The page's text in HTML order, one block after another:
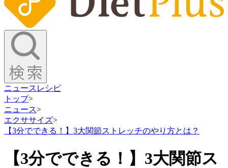
ニュース レシピ
トップ>
ニュース>
エクササイズ>
【3分でできる！】3大関節ストレッチのやり方とは？
【3分でできる！】3大関節ス